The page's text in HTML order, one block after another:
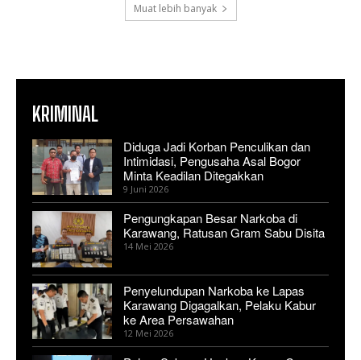
Muat lebih banyak
KRIMINAL
Diduga Jadi Korban Penculikan dan
Intimidasi, Pengusaha Asal Bogor
Minta Keadilan Ditegakkan
9 Juni 2026
Pengungkapan Besar Narkoba di
Karawang, Ratusan Gram Sabu Disita
14 Mei 2026
Penyelundupan Narkoba ke Lapas
Karawang Digagalkan, Pelaku Kabur
ke Area Persawahan
12 Mei 2026